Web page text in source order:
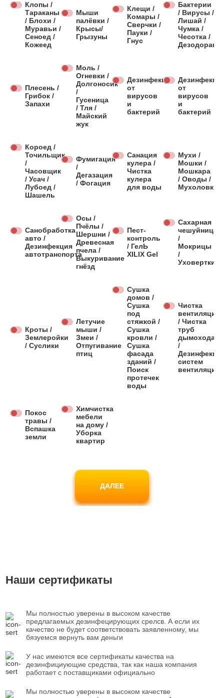
Клопы /
Тараканы
/ Блохи /
Муравьи /
Сеноед /
Кожеед
Мыши
палёвки /
Крысы/
Грызуны
Клещи /
Комары /
Сверчки /
Пауки /
Гнус
Бактерии
/ Вирусы /
Лишай /
Чумка /
Чесотка /
Плесень /
Грибок /
Запахи
Моль /
Огневки /
Долгоносик
/
Гусеница
/ Тля /
Майский
жук
Дезинфекция
от
вирусов
и
бактерий
от
вирусов
и
бактерий
Короед /
Точильщик
/
Часовщик
/ Усач /
Лубоед /
Шашель
Фумигация
/
Дегазация
/ Фогация
Санация
кулера /
Чистка
кулера
для воды
Мухи /
Мошки /
Мошкара
/ Оводы /
Мухоловки
Санобработка
авто /
Дезинфекция
автотранспорта
Осы /
Пчёлы /
Шершни /
Древесная
пчела /
Выкуривание
гнёзд
Пест-
контроль
/ ГелЬ
XILIX Gel
Сахарная
чешуйница
/
Мокрицы
/
Уховертки
Кроты /
Землеройки
/ Суслики
Летучие
мыши /
Змеи /
Отпугивание
птиц
Сушка
домов /
Сушка
под
стяжкой /
Сушка
кровли /
Сушка
фасада
зданий /
Поиск
протечек
воды
Чистка
вентиляции
/ Чистка
труб
дымохода
/
систем
вентиляции
Покос
травы /
Вспашка
земли
Химчистка
мебели
на дому /
Уборка
квартир
ДАЛЕЕ
Наши сертификаты
Мы полностью уверены в высоком качестве
предлагаемых дезинфецирующих срелсв. А если их
качество не будет соответствовать заявленному, мы
бязуемся вернуть вам деньги
У нас имеются все сертификаты качества на
дезинфициующие средства, так как наша компания
работает с поставщиками официально
Мы полностью уверены в высоком качестве